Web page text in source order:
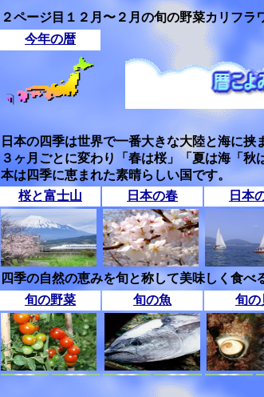
２ページ目１２月〜２月の旬の野菜カリフラ
今年の暦
日本の四季は世界で一番大きな大陸と海に
３ヶ月ごとに変わり「春は桜」「夏は海「
本は四季に恵まれた素晴らしい国です。
桜と富士山
日本の春 日本
四季の自然の恵みを旬と称して美味しく食べ
旬の野菜
旬の魚 旬の